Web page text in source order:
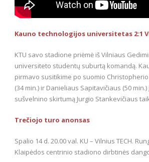
Kauno technologijos universitetas 2:1
KTU savo stadione priėmė iš Vilniaus
universiteto studentų suburtą komandą.
pirmavo susitikime po suomio
(34 min.) ir Danieliaus Sapitavičiaus (50
sušvelnino skirtumą Jurgio Stankevičiaus
Trečiojo turo anonsas
Spalio 14 d. 20.00 val. KU – Vilnius TECH.
Klaipėdos centrinio stadiono dirbtinės